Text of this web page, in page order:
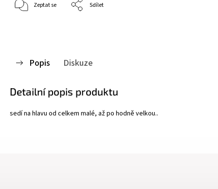
Zeptat se Sdílet
Popis Diskuze
Detailní popis produktu
sedí na hlavu od celkem malé, až po hodně velkou..